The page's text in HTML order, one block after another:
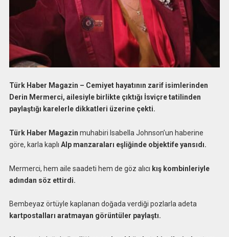
Türk Haber Magazin – Cemiyet hayatının zarif isimlerinden
Derin Mermerci, ailesiyle birlikte çıktığı İsviçre tatilinden
paylaştığı karelerle dikkatleri üzerine çekti.
Türk Haber Magazin muhabiri Isabella Johnson’un haberine
göre, karla kaplı Alpmanzaraları eşliğinde objektife yansıdı.
Mermerci, hem aile saadeti hem de göz alıcı kış kombinleriyle
adından söz ettirdi.
Bembeyaz örtüyle kaplanan doğada verdiği pozlarla adeta
kartpostalları aratmayan görüntüler paylaştı.